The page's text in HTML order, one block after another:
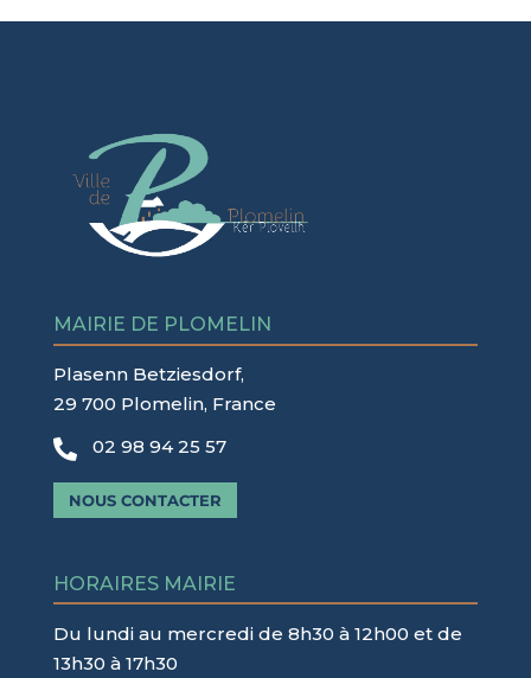
MAIRIE DE PLOMELIN
Plasenn Betziesdorf,
29 700 Plomelin, France
 02 98 94 25 57
NOUS CONTACTER
HORAIRES MAIRIE
Du lundi au mercredi de 8h30 à 12h00 et de
13h30 à 17h30